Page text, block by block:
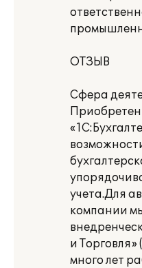
ОТЗЫВ
Сфера
учета.Для
компании
и Торговля»
много лет